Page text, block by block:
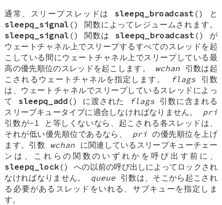
通常、スリープスレッドは sleepq_broadcast () と
sleepq_signal () 関数によってレジュームされます。
sleepq_signal () 関数は sleepq_broadcast () が
ウェートチャネル上でスリープするすべてのスレッドを起
こしている間にウェートチャネル上でスリープしている最
高の優先順位のスレッドを起こします。 wchan 引数は起
こされるウェートチャネルを指定します。
flags引数
は、ウェートチャネルでスリープしているスレッドによっ
て sleepq_add () に渡された flags引数に含まれる
スリープキュータイプに適合しなければなりません。 pri
引数が-1 と等しくないなら、起こされる各スレッドは、
それが低い優先順位であるなら、 priの優先順位を上げ
ます。引数 wchan に関連しているスリープキューチェー
ンは、これらの関数のいずれかを呼び出す前に、
sleepq_lock() への以前の呼び出しによってロックされ
なければなりません。 queue引数は、そこから起こされ
る必要があるスレッドをいれる、サブキューを指定しま
す。